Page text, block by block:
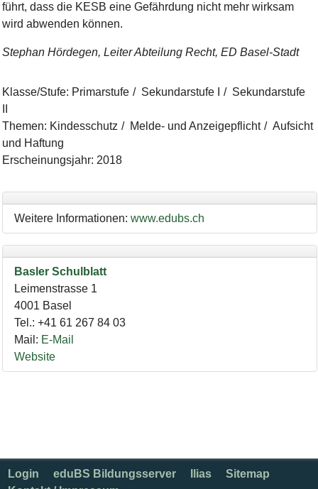
führt, dass die KESB eine Gefährdung nicht mehr wirksam
wird abwenden können.
Stephan Hördegen, Leiter Abteilung Recht, ED Basel-Stadt
Klasse/Stufe: Primarstufe Sekundarstufe I
Sekundarstufe
Themen: Kindesschutz Melde- und Anzeigepflicht
Aufsicht
und Haftung
Erscheinungsjahr: 2018
Weitere Informationen: www.edubs.ch
Basler Schulblatt
Leimenstrasse 1
4001 Basel
Tel.: +41 61 267 84 03
Mail : E-Mail
Website
Login eduBS Bildungsserver Ilias
Sitemap